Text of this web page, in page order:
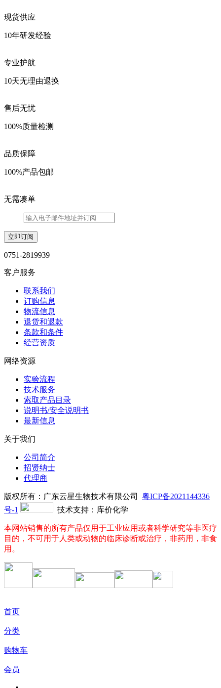
现货供应
10年研发经验
专业护航
10天无理由退换
售后无忧
100%质量检测
品质保障
100%产品包邮
无需凑单
0751-2819939
客户服务
联系我们
订购信息
物流信息
退货和退款
条款和条件
经营资质
网络资源
实验流程
技术服务
索取产品目录
说明书/安全说明书
最新信息
关于我们
公司简介
招贤纳士
代理商
版权所有：广东云星生物技术有限公司 粤ICP备2021144336
号-1
技术支持：库价化学
本网站销售的所有产品仅用于工业应用或者科学研究等非医疗
目的，不可用于人类或动物的临床诊断或治疗，非药用，非食
用。
首页
分类
购物车
会员